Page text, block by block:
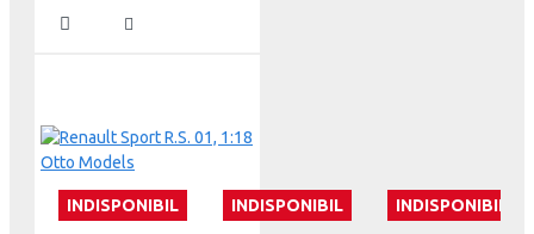
INDISPONIBIL INDISPONIBIL INDISPONIBIL